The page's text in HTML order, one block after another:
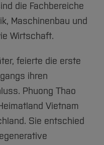
die Fachbereiche
Maschinenbau und
Wirtschaft.
feierte die erste
ihren
Phuong Thao
Vietnam
Sie entschied